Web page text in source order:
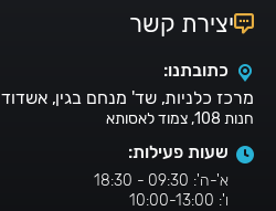
יצירת קשר
כתובתנו:
מרכז כלניות, שד' מנחם בגין, אשדוד
חנות 108, צמוד לאסותא
שעות פעילות:
א'-ה': 09:30 - 18:30
ו': 10:00-13:00